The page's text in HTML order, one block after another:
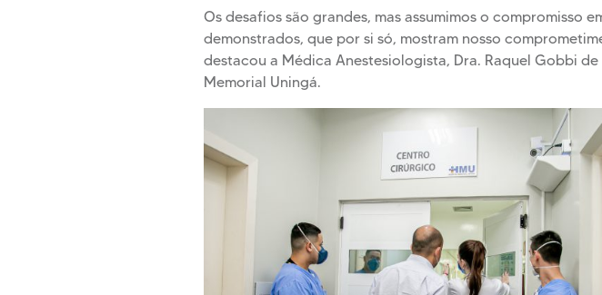
Os desafios são grandes, mas assumimos o compromisso
demonstrados, que por si só, mostram nosso
destacou a Médica Anestesiologista, Dra. Raquel Gobbi
Memorial Uningá.